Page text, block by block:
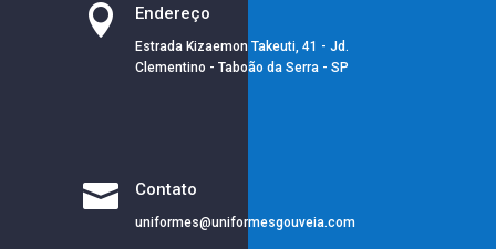
 Endereço
Estrada Kizaemon Takeuti, 41 - Jd.
Clementino - Taboão da Serra - SP
 Contato
uniformes@uniformesgouveia.com